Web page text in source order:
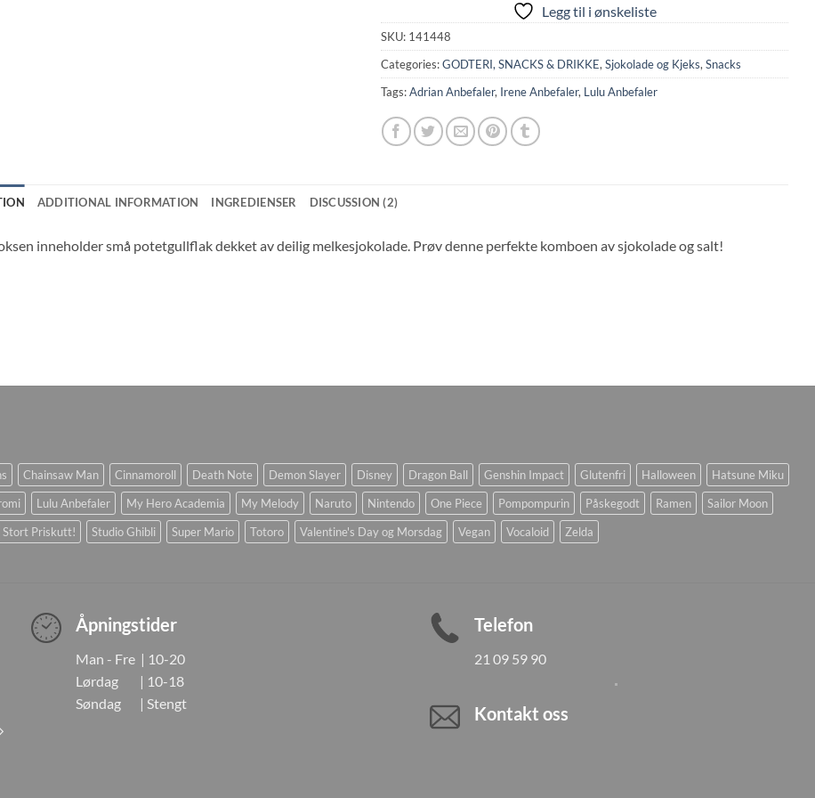
Legg til i ønskeliste
SKU: 141448
Categories:GODTERI, SNACKS & DRIKKE,Sjokolade og Kjeks,Snacks
Tags:Adrian Anbefaler, Irene Anbefaler, Lulu Anbefaler
ADDITIONAL INFORMATION INGREDIENSER DISCUSSION (2)
inneholder små potetgullflak dekket av deilig melkesjokolade. Prøv denne perfekte komboen av sjokolade og salt!
Chainsaw Man Cinnamoroll Death Note Demon Slayer Disney Dragon Ball Genshin Impact Glutenfri Halloween
Hatsune Miku
Lulu Anbefaler My Hero Academia My Melody Naruto Nintendo One Piece Pompompurin Påskegodt Ramen
Sailor Moon
Stort Priskutt! Studio Ghibli Super Mario Totoro Valentine's Day og Morsdag Vegan Vocaloid Zelda
Åpningstider
Man - Fre | 10-20
Lørdag | 10-18
Søndag | Stengt
Telefon
21 09 59 90
Kontakt oss